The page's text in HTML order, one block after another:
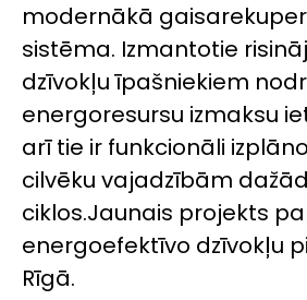
modernākā gaisarekuper
sistēma. Izmantotie
dzīvokļu īpašniekiem
energoresursu izmaksu
arī tie ir funkcionāli
cilvēku vajadzībām
ciklos.Jaunais projekts
energoefektīvo dzīvokļu
Rīgā.